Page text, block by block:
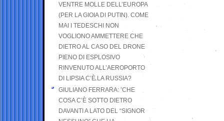
VENTRE MOLLE DELL’EUROPA
(PER LA GIOIA DI PUTIN). COME
MAI I TEDESCHI NON
VOGLIONO AMMETTERE CHE
DIETRO AL CASO DEL DRONE
PIENO DI ESPLOSIVO
RINVENUTO ALL’AEROPORTO
DI LIPSIA C’È LA RUSSIA?
GIULIANO FERRARA: ’CHE
COSA C’È SOTTO DIETRO
DAVANTI A LATO DEL “SIGNOR